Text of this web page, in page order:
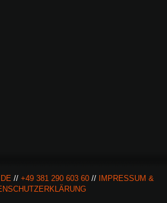
//+49 381 290 603 60 //
IMPRESSUM &